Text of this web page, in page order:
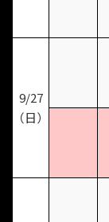
9/27
（日）